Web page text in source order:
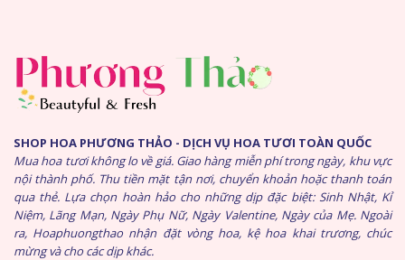
SHOP HOA PHƯƠNG THẢO - DỊCH VỤ HOA TƯƠI TOÀN QUỐC
Mua hoa tươi không lo về giá. Giao hàng miễn phí trong ngày, khu vực
nội thành phố. Thu tiền mặt tận nơi, chuyển khoản hoặc thanh toán
qua thẻ. Lựa chọn hoàn hảo cho những dịp đặc biệt: Sinh Nhật, Kỉ
Niệm, Lãng Mạn, Ngày Phụ Nữ, Ngày Valentine, Ngày của Mẹ. Ngoài
ra, Hoaphuongthao nhận đặt vòng hoa, kệ hoa khai trương, chúc
mừng và cho các dịp khác.